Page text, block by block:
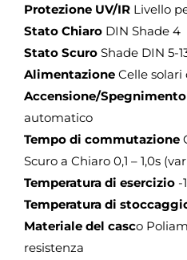
Protezione UV/IRLivello
Stato ChiaroDIN Shade 4
Stato ScuroShade DIN 5-
AlimentazioneCelle solari
Accensione/Spegnimento
automatico
Tempo di commutazione
Scuro a Chiaro 0,1 – 1,0s
Temperatura di esercizio-
Temperatura di
Materiale del casco
resistenza